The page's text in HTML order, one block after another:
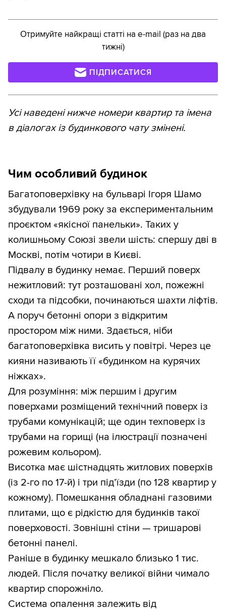
Отримуйте найкращі статті на e-mail (раз на два
тижні)
ПІДПИСАТИСЯ
Усі наведені нижче номери квартир та імена
в діалогах із будинкового чату змінені.
Чим особливий будинок
Багатоповерхівку на бульварі Ігоря Шамо
збудували 1969 року за експериментальним
проєктом «якісної панельки». Таких у
колишньому Союзі звели шість: спершу дві в
Москві, потім чотири в Києві.
Підвалу в будинку немає. Перший поверх
нежитловий: тут розташовані хол, пожежні
сходи та підсобки, починаються шахти ліфтів.
А поруч бетонні опори з відкритим
простором між ними. Здається, ніби
багатоповерхівка висить у повітрі. Через це
кияни називають її «будинком на курячих
ніжках».
Для розуміння: між першим і другим
поверхами розміщений технічний поверх із
трубами комунікацій; ще один техповерх із
трубами на горищі (на ілюстрації позначені
рожевим кольором).
Висотка має шістнадцять житлових поверхів
(із 2-го по 17-й) і три під’їзди (по 128 квартир у
кожному). Помешкання обладнані газовими
плитами, що є рідкістю для будинків такої
поверховості. Зовнішні стіни — тришарові
бетонні панелі.
Раніше в будинку мешкало близько 1 тис.
людей. Після початку великої війни чимало
квартир спорожніло.
Система опалення залежить від